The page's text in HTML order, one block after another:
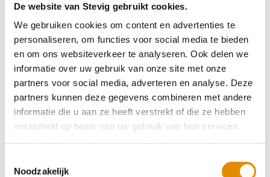
De website van Stevig gebruikt cookies.
We gebruiken cookies om content en advertenties te
personaliseren, om functies voor social media te bieden
en om ons websiteverkeer te analyseren. Ook delen we
informatie over uw gebruik van onze site met onze
partners voor social media, adverteren en analyse. Deze
partners kunnen deze gegevens combineren met andere
informatie die u aan ze heeft verstrekt of die ze hebben
verzameld op basis van uw gebruik van hun services.
Op onze privacypagina kunt u meer lezen over onze
Noodzakelijk
Symposium LVB, kijk terug
Terugblik Ontmoetingsdag voor
Werkzoekenden
Cliënt STEVIG betrokken bij ernstig